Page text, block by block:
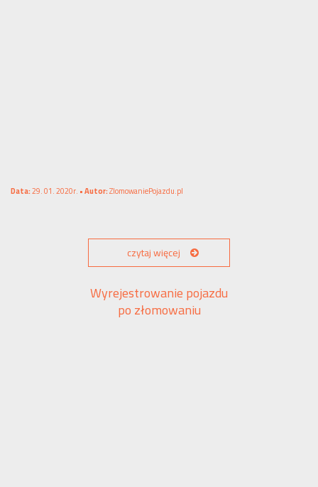
Data:29. 01. 2020r. •Autor:ZlomowaniePojazdu.pl
czytaj więcej
Wyrejestrowanie pojazdu
po złomowaniu